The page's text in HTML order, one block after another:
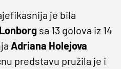
je bila
sa 13 golova iz 14
Adriana Holejova
predstavu pružila je i